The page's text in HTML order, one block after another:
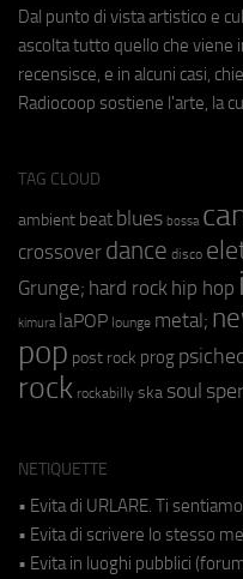
Dal punto di vista artistico e
ascolta tutto quello che viene
recensisce, e in alcuni casi,
Radiocoop sostiene l'arte, la
TAG CLOUD
ambient beat blues bossa
crossover dance disco
Grunge; hard rock hip hop
kimura laPOP lounge metal;
pop post rock prog
rock rockabilly ska soul
NETIQUETTE
• Evita di URLARE. Ti
• Evita di scrivere lo stesso
• Evita in luoghi pubblici